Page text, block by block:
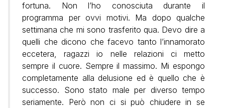
fortuna. Non l’ho conosciuta durante il
programma per ovvi motivi. Ma dopo qualche
settimana che mi sono trasferito qua. Devo dire a
quelli che dicono che facevo tanto l’innamorato
eccetera, ragazzi io nelle relazioni ci metto
sempre il cuore. Sempre il massimo. Mi espongo
completamente alla delusione ed è quello che è
successo. Sono stato male per diverso tempo
seriamente. Però non ci si può chiudere in se